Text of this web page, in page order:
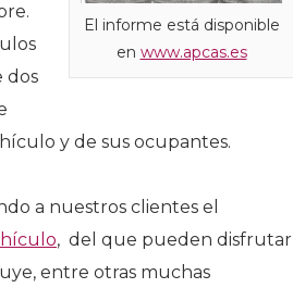
El informe está disponible
en www.apcas.es
dos
y de sus ocupantes.
a nuestros clientes el
, del que pueden disfrutar
entre otras muchas